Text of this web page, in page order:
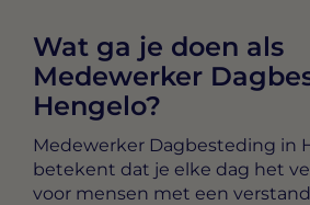
Wat ga je doen als
Medewerker
Hengelo?
Medewerker Dagbesteding in
betekent dat je elke dag het
voor mensen met een